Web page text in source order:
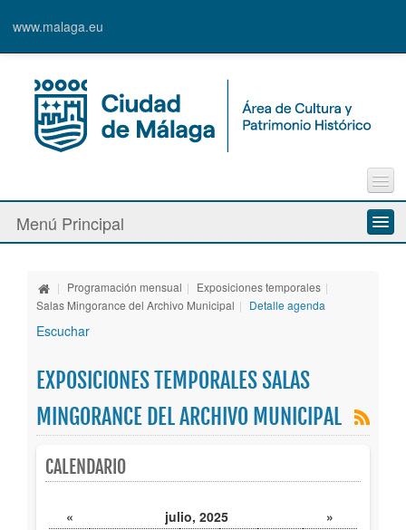
www.malaga.eu
Contacto
Quejas y Sugerencias
Menú Principal
Espacios culturales
Banda Municipal de Música
Publicaciones
Trámites
Newsletter
| Programación mensual | Exposiciones temporales |
Salas Mingorance del Archivo Municipal | Detalle agenda
Escuchar
EXPOSICIONES TEMPORALES SALAS
MINGORANCE DEL ARCHIVO MUNICIPAL
CALENDARIO
« julio, 2025
»